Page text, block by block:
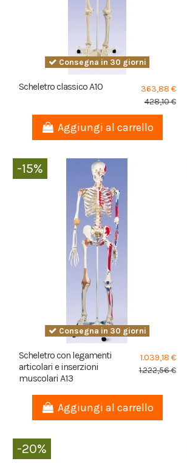
Consegna in 30 giorni
Scheletro classico A10
363,88 €
428,10 €
Aggiungi al carrello
-15%
Consegna in 30 giorni
Scheletro con legamenti
articolari e inserzioni
muscolari A13
1.039,18 €
1.222,56 €
Aggiungi al carrello
-20%